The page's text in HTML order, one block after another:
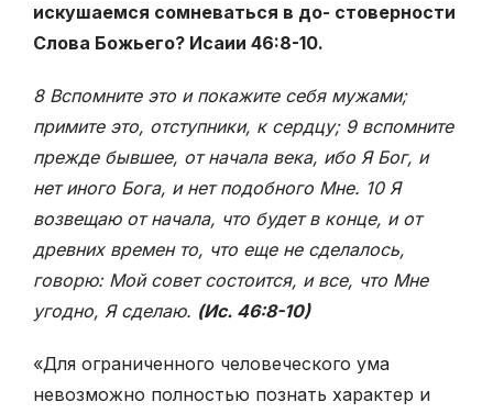
искушаемся сомневаться в до- стоверности
Слова Божьего? Исаии 46:8-10.
8 Вспомните это и покажите себя мужами;
примите это, отступники, к сердцу; 9 вспомните
прежде бывшее, от начала века, ибо Я Бог, и
нет иного Бога, и нет подобного Мне. 10 Я
возвещаю от начала, что будет в конце, и от
древних времен то, что еще не сделалось,
говорю: Мой совет состоится, и все, что Мне
угодно, Я сделаю. (Ис. 46:8-10)
«Для ограниченного человеческого ума
невозможно полностью познать характер и